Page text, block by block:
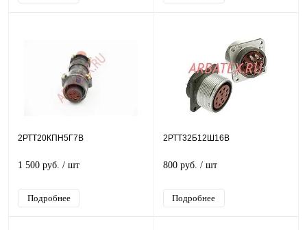
2РТТ20КПН5Г7В
1 500 руб. / шт
Подробнее
2РТТ32Б12Ш16В
800 руб. / шт
Подробнее